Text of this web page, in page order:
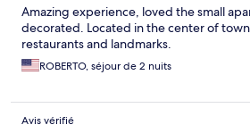
Amazing experience, loved the small
decorated. Located in the center of
restaurants and landmarks.
ROBERTO, séjour de 2 nuits
Avis vérifié